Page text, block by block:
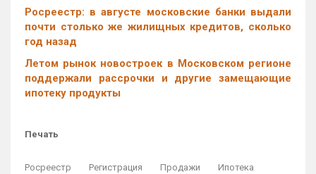
Росреестр: в августе московские банки выдали
почти столько же жилищных кредитов, сколько
год назад
Летом рынок новостроек в Московском регионе
поддержали рассрочки и другие замещающие
ипотеку продукты
Печать
Росреестр Регистрация Продажи
Ипотека